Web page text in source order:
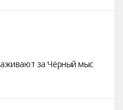
за Чёрный мыс